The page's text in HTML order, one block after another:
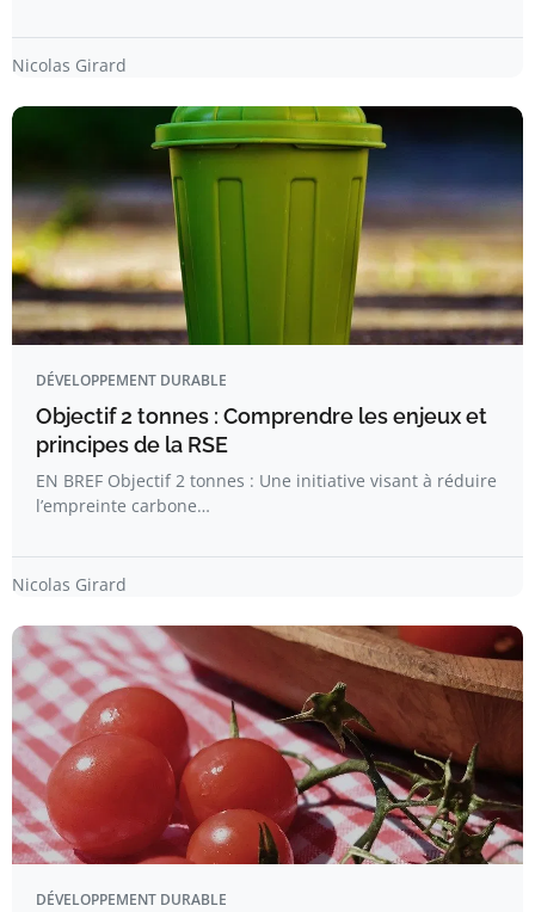
Nicolas Girard
DÉVELOPPEMENT DURABLE
Objectif 2 tonnes : Comprendre les enjeux et
principes de la RSE
EN BREF Objectif 2 tonnes : Une initiative visant à réduire
l’empreinte carbone…
Nicolas Girard
DÉVELOPPEMENT DURABLE